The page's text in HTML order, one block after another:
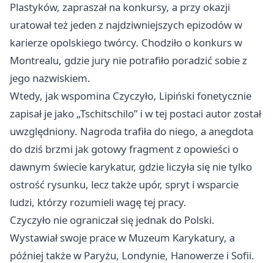
Plastyków, zapraszał na konkursy, a przy okazji
uratował też jeden z najdziwniejszych epizodów w
karierze opolskiego twórcy. Chodziło o konkurs w
Montrealu, gdzie jury nie potrafiło poradzić sobie z
jego nazwiskiem.
Wtedy, jak wspomina Czyczyło, Lipiński fonetycznie
zapisał je jako „Tschitschilo” i w tej postaci autor został
uwzględniony. Nagroda trafiła do niego, a anegdota
do dziś brzmi jak gotowy fragment z opowieści o
dawnym świecie karykatur, gdzie liczyła się nie tylko
ostrość rysunku, lecz także upór, spryt i wsparcie
ludzi, którzy rozumieli wagę tej pracy.
Czyczyło nie ograniczał się jednak do Polski.
Wystawiał swoje prace w Muzeum Karykatury, a
później także w Paryżu, Londynie, Hanowerze i Sofii.